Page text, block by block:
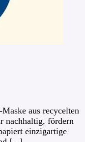
aus recycelten
nachhaltig, fördern
einzigartige